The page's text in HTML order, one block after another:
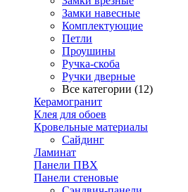
Замки навесные
Комплектующие
Петли
Проушины
Ручка-скоба
Ручки дверные
Все категории (12)
Керамогранит
Клея для обоев
Кровельные материалы
Сайдинг
Ламинат
Панели ПВХ
Панели стеновые